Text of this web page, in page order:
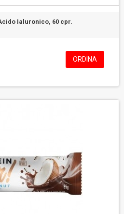
Ialuronico, 60 cpr.
ORDINA